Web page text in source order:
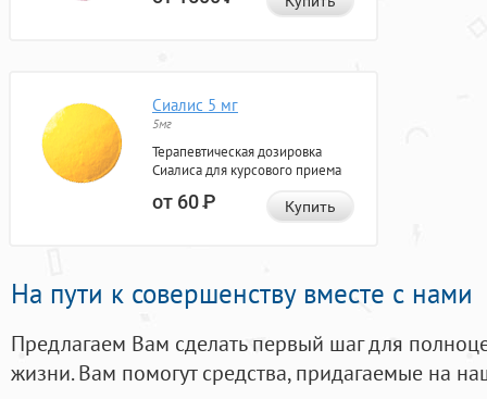
Сиалис 5 мг
5мг
Терапевтическая дозировка
Сиалиса для курсового приема
от 60Р Купить
На пути к совершенству вместе с нами
Предлагаем Вам сделать первый шаг для
жизни. Вам помогут средства, придагаемые на